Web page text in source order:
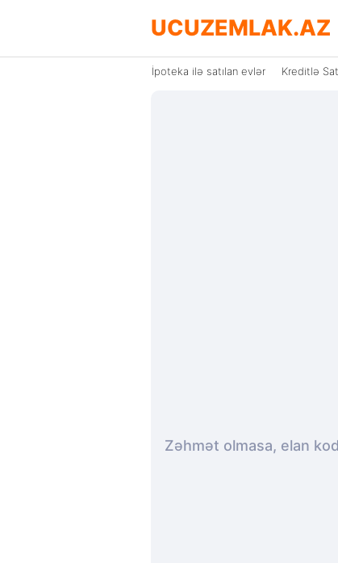
UCUZEMLAK.AZ
İpoteka ilə satılan evlər Kreditlə
Zəhmət olmasa, elan